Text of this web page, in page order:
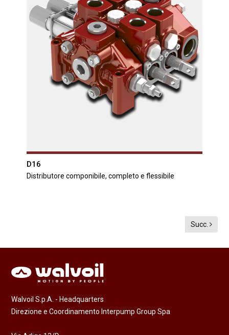
D16
Distributore componibile, completo e flessibile
Succ.
Walvoil S.p.A. - Headquarters
Direzione e Coordinamento Interpump Group Spa